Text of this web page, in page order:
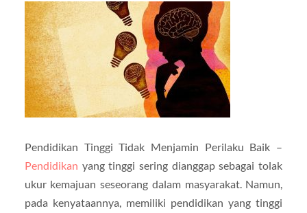
Pendidikan Tinggi Tidak Menjamin Perilaku Baik –
Pendidikan yang tinggi sering dianggap sebagai tolak
ukur kemajuan seseorang dalam masyarakat. Namun,
pada kenyataannya, memiliki pendidikan yang tinggi